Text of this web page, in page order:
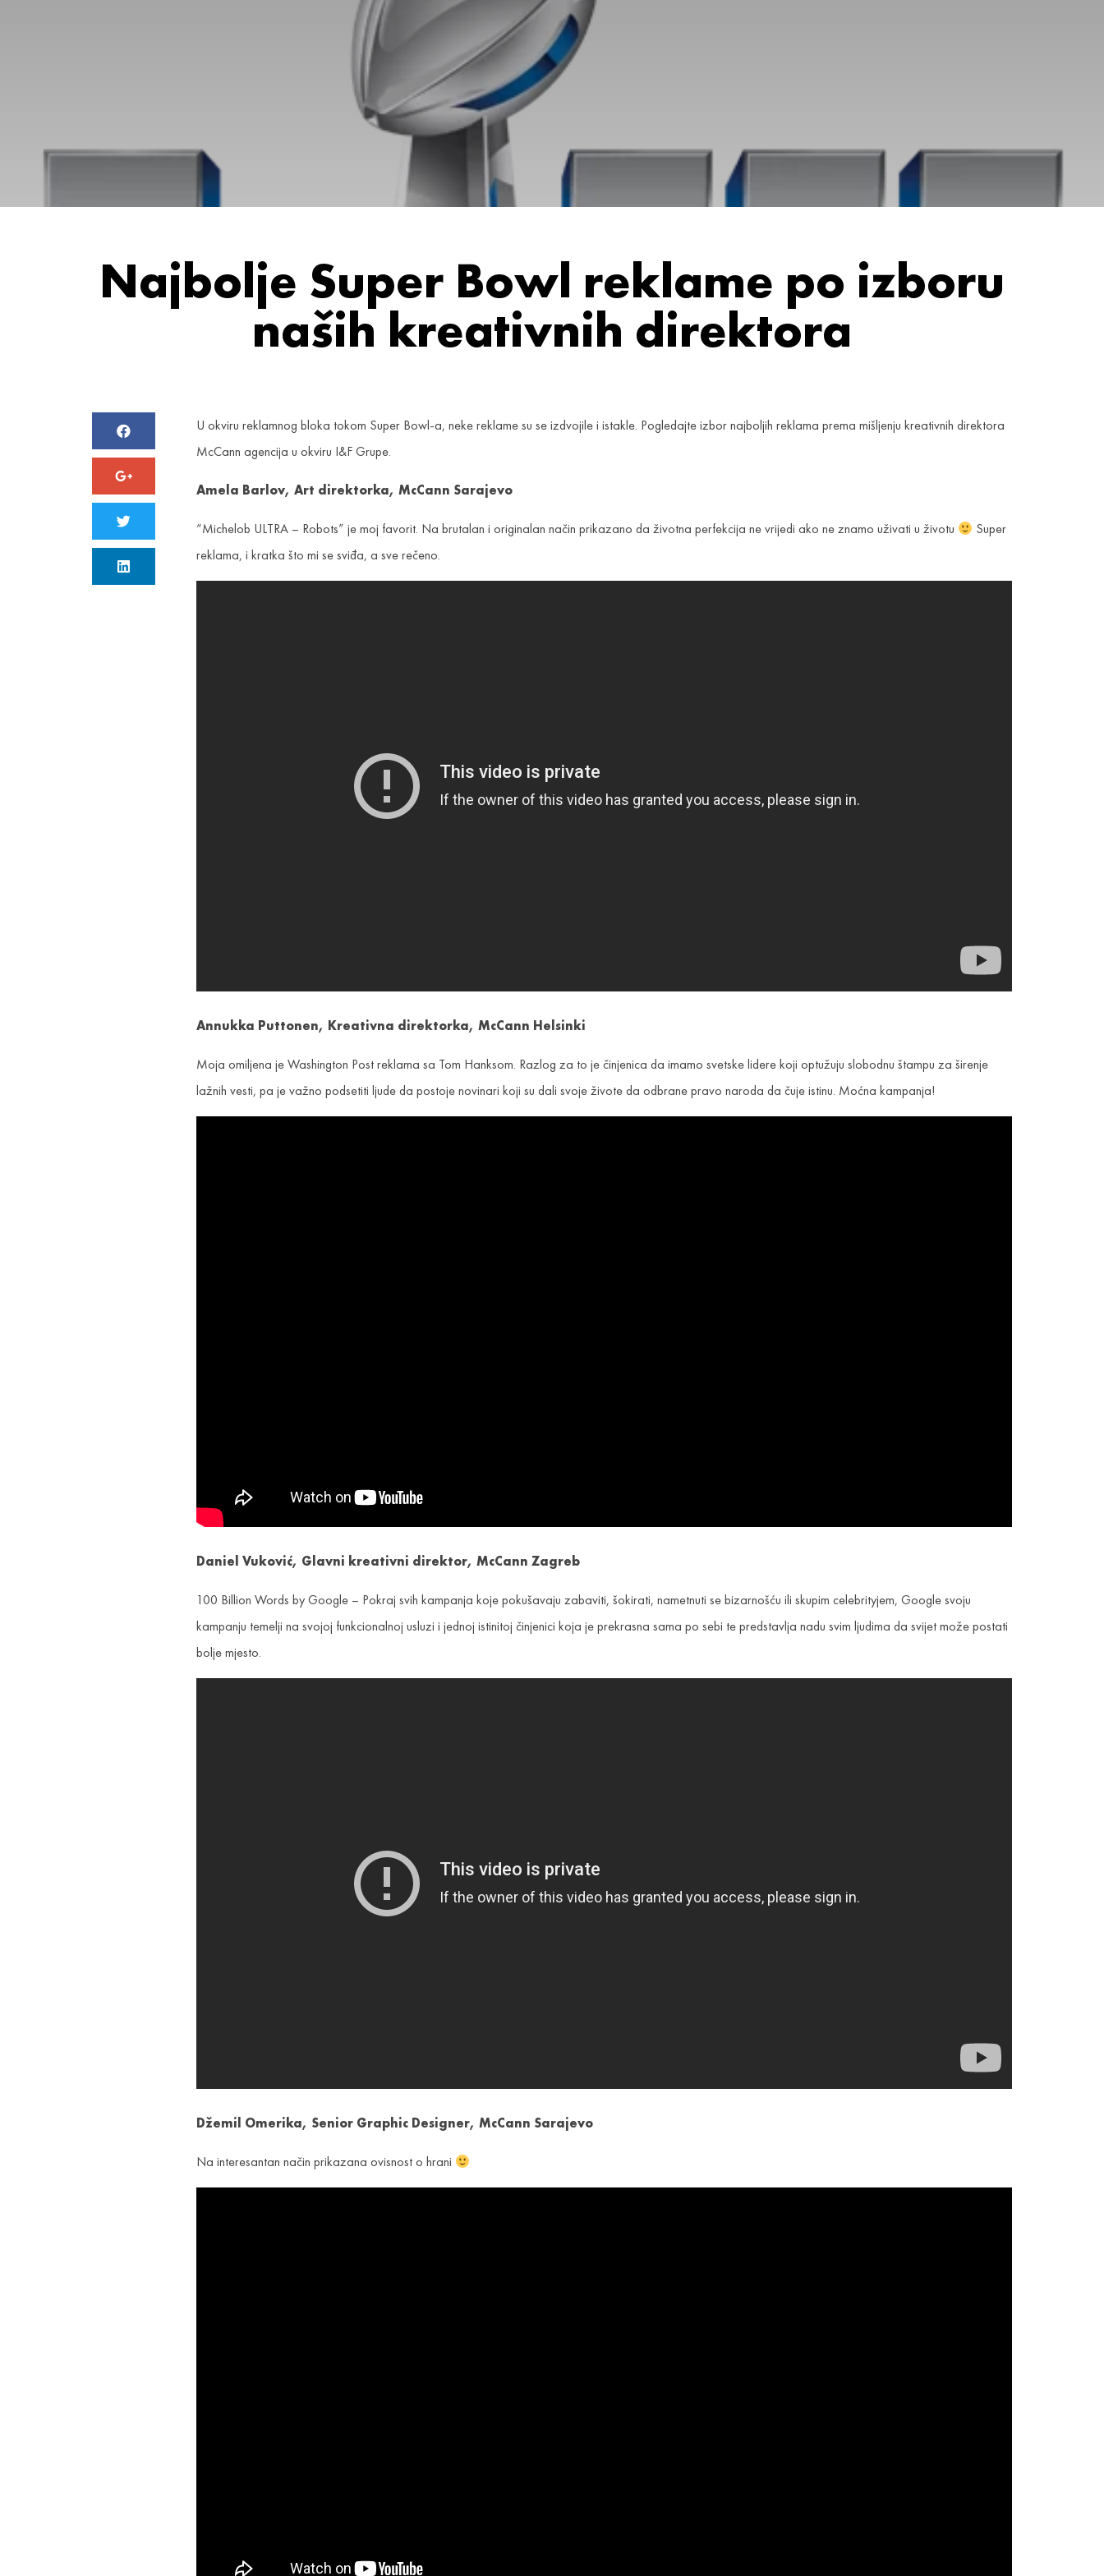
Najbolje Super Bowl reklame po izboru
naših kreativnih direktora
U okviru reklamnog bloka tokom Super Bowl-a, neke reklame su se izdvojile i istakle. Pogledajte izbor najboljih reklama prema mišljenju kreativnih direktora
McCann agencija u okviru I&F Grupe.
Amela Barlov, Art direktorka, McCann Sarajevo
“Michelob ULTRA – Robots” je moj favorit. Na brutalan i originalan način prikazano da životna perfekcija ne vrijedi ako ne znamo uživati u životu
Super
reklama, i kratka što mi se sviđa, a sve rečeno.
Annukka Puttonen, Kreativna direktorka, McCann Helsinki
Moja omiljena je Washington Post reklama sa Tom Hanksom. Razlog za to je činjenica da imamo svetske lidere koji optužuju slobodnu štampu za širenje
lažnih vesti, pa je važno podsetiti ljude da postoje novinari koji su dali svoje živote da odbrane pravo naroda da čuje istinu. Moćna kampanja!
Daniel Vuković, Glavni kreativni direktor, McCann Zagreb
100 Billion Words by Google – Pokraj svih kampanja koje pokušavaju zabaviti, šokirati, nametnuti se bizarnošću ili skupim celebrityjem, Google svoju
kampanju temelji na svojoj funkcionalnoj usluzi i jednoj istinitoj činjenici koja je prekrasna sama po sebi te predstavlja nadu svim ljudima da svijet može postati
bolje mjesto.
Džemil Omerika, Senior Graphic Designer, McCann Sarajevo
Na interesantan način prikazana ovisnost o hrani